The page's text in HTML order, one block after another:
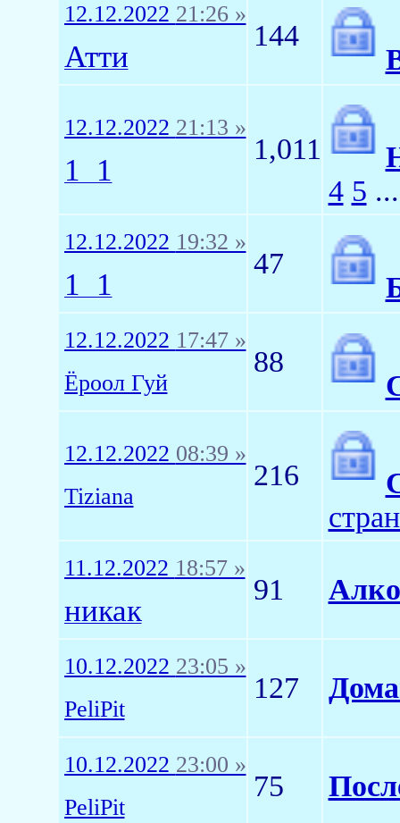
12.12.2022 21:26 »
Атти
144
12.12.2022 21:13 »
1_1
1,011
4 5
12.12.2022 19:32 »
1_1
47
12.12.2022 17:47 »
Ёроол Гуй
88
12.12.2022 08:39 »
Tiziana
216
11.12.2022 18:57 »
никак
91
10.12.2022 23:05 »
PeliPit
127
10.12.2022 23:00 »
PeliPit
75